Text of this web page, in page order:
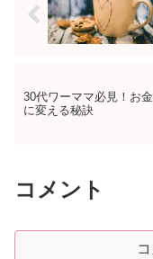
30代ワーママ必見！お
に変える秘訣
コメント